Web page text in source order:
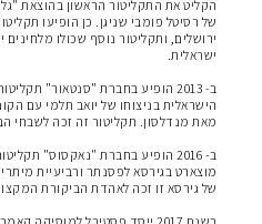
הקליט את התקליטור הראשון בהוצאת
של רסיטל פומבי שניגן. כן הופיעו
ירושלים, ותקליטור נוסף שכולו
ישראלית.
ב- 2013 הופיע בחברת "סנטאור"
מאת מנדלסון. תקליטור זה זכה לשבחי
מוצארט בגירסא לפסנתר ורביעיית
של גירסא זו זכה לאהדת הביקורת